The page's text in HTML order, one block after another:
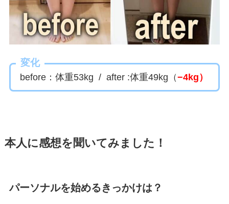
変化
before：体重53kg / after :体重49kg（−4kg）
本人に感想を聞いてみました！
パーソナルを始めるきっかけは？